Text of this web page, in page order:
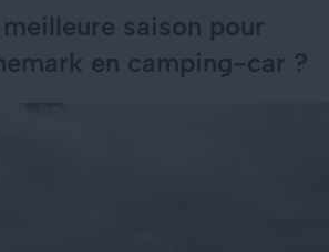
saison pour
en camping-car ?